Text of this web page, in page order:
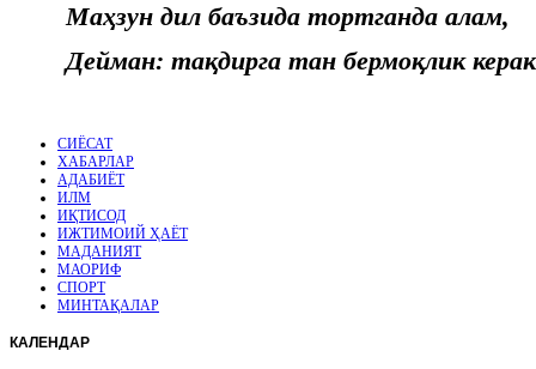
Маҳзун дил баъзида тортганда алам,
Дейман: тақдирга тан бермоқлик
СИЁСАТ
ХАБАРЛАР
АДАБИЁТ
ИЛМ
ИҚТИСОД
ИЖТИМОИЙ ҲАЁТ
МАДАНИЯТ
МАОРИФ
СПОРТ
МИНТАҚАЛАР
КАЛЕНДАР